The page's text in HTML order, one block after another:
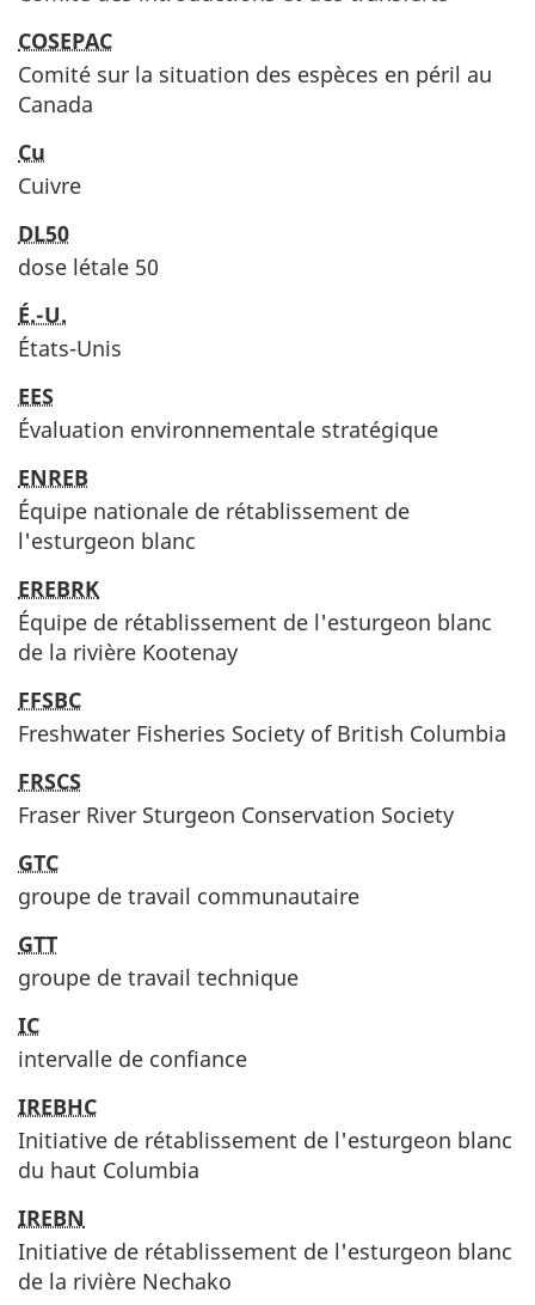
COSEPAC
Comité sur la situation des espèces en péril au
Canada
Cu
Cuivre
DL50
dose létale 50
É.-U.
États-Unis
EES
Évaluation environnementale stratégique
ENREB
Équipe nationale de rétablissement de
l'esturgeon blanc
EREBRK
Équipe de rétablissement de l'esturgeon blanc
de la rivière Kootenay
FFSBC
Freshwater Fisheries Society of British Columbia
FRSCS
Fraser River Sturgeon Conservation Society
GTC
groupe de travail communautaire
GTT
groupe de travail technique
IC
intervalle de confiance
IREBHC
Initiative de rétablissement de l'esturgeon blanc
du haut Columbia
IREBN
Initiative de rétablissement de l'esturgeon blanc
de la rivière Nechako